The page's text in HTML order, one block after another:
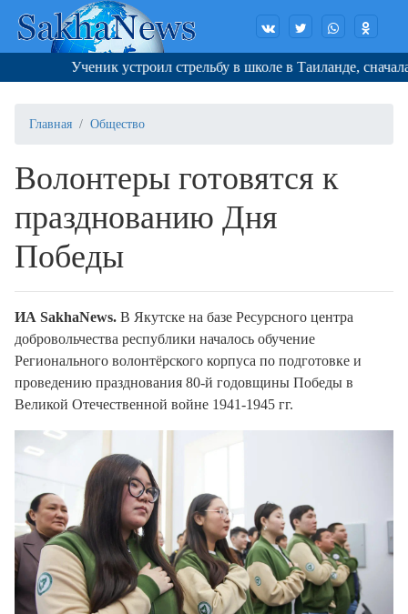
Ученик устроил стрельбу в школе в Таиланде, сначала
Главная Общество
Волонтеры готовятся к
празднованию Дня
Победы
ИА SakhaNews. В Якутске на базе Ресурсного центра
добровольчества республики началось обучение
Регионального волонтёрского корпуса по подготовке и
проведению празднования 80-й годовщины Победы в
Великой Отечественной войне 1941-1945 гг.